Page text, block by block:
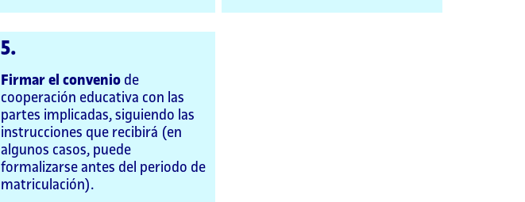
5.
Firmar el convenio de
cooperación educativa con las
partes implicadas, siguiendo las
instrucciones que recibirá (en
algunos casos, puede
formalizarse antes del periodo de
matriculación).